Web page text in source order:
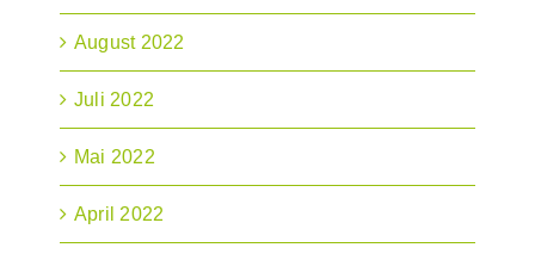
August 2022
Juli 2022
Mai 2022
April 2022